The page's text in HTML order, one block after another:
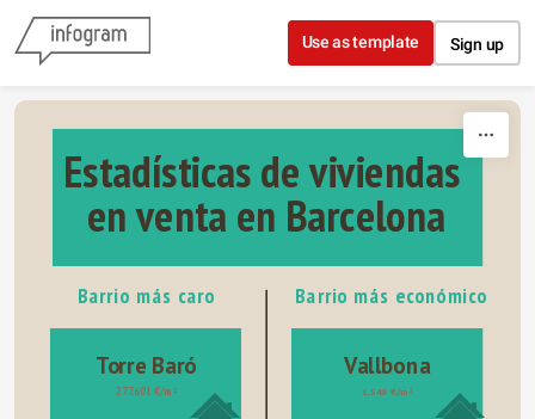
Skip to content
Use as template Sign up
Estadísticas de viviendas
en venta en Barcelona
Barrio más caro Barrio más económico
Torre Baró
277.601 €/m 2
Vallbona
1.548 €/m 2